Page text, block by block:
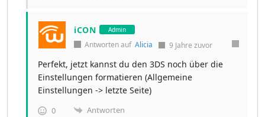
iCON Admin
Antworten auf Alicia 9 Jahre zuvor
Perfekt, jetzt kannst du den 3DS noch über die
Einstellungen formatieren (Allgemeine
Einstellungen -> letzte Seite)
0 Antworten